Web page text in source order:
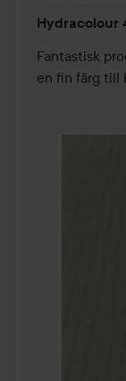
5
av
5
Hydracolour
Fantastisk
en fin färg till